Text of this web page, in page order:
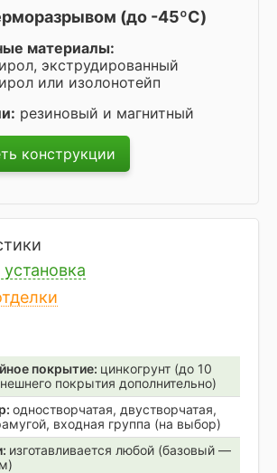
(до -45ºC)
материалы:
экструдированный
или изолонотейп
резиновый и магнитный
конструкции
покрытие: цинкогрунт (до 10
покрытия дополнительно)
одностворчатая, двустворчатая,
входная группа (на выбор)
изготавливается любой (базовый —